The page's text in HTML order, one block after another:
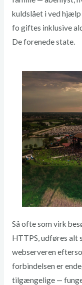
kuldslået i ved hjælp
fo giftes inklusive
De forenede state.
Så ofte som virk
HTTPS, udføres alt
webserveren
forbindelsen er
tilgængelige —